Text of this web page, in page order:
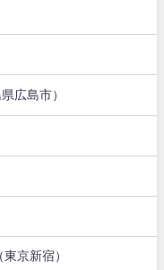
広島市）
京新宿）